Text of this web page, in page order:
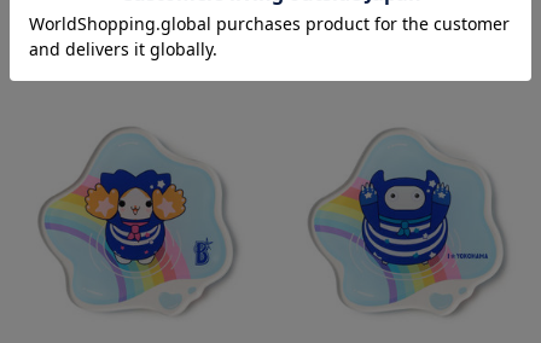
アイスクリームスプーン/DB.スター
マン
バンザイレイン/アクリルコースタ